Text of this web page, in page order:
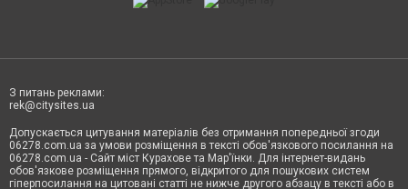
З питань реклами:
rek@citysites.ua
Допускається цитування матеріалів без отримання попередньої згоди
06278.com.ua за умови розміщення в тексті обов'язкового посилання на
06278.com.ua - Сайт міст Курахове та Мар'їнки. Для інтернет-видань
обов'язкове розміщення прямого, відкритого для пошукових систем
гіперпосилання на цитовані статті не нижче другого абзацу в тексті або в